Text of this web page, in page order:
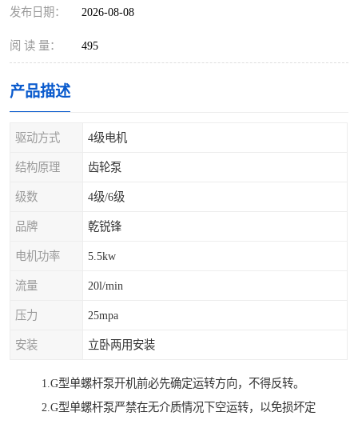
发布日期： 2026-08-08
阅 读 量： 495
产品描述
驱动方式 4级电机
结构原理 齿轮泵
级数 4级/6级
品牌 乾锐锋
电机功率 5.5kw
流量 20l/min
压力 25mpa
安装 立卧两用安装
1.G型单螺杆泵开机前必先确定运转方向，不得反转。
2.G型单螺杆泵严禁在无介质情况下空运转，以免损坏定